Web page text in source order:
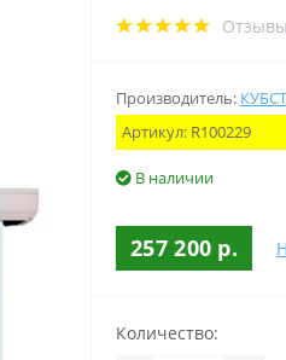
Производитель:
Артикул: R100229
В наличии
257 200 р.
Количество: